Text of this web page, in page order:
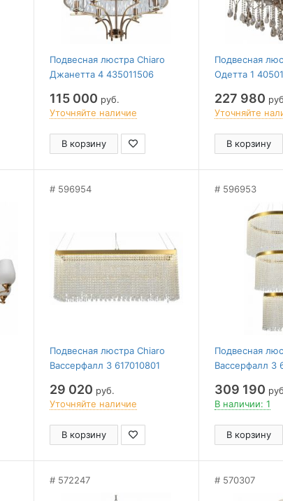
Подвесная люстра Chiaro
Джанетта 4 435011506
115 000 руб.
Уточняйте наличие
В корзину
Подвесная
Одетта 1
227 980
Уточняйте
В корзину
596954
Подвесная люстра Chiaro
Вассерфалл 3 617010801
29 020 руб.
Уточняйте наличие
В корзину
596953
Подвесная
Вассерфалл 3
309 190
В наличии: 1
В корзину
572247 570307